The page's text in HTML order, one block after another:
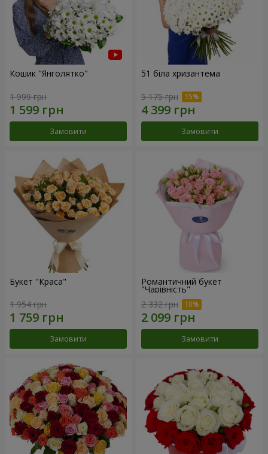
Кошик "Янголятко"
1 999 грн
Замовити
51 біла хризантема
5 175 грн
Замовити
Букет "Краса"
1 954 грн
Замовити
Романтичний букет
"Чарівність"
2 332 грн
Замовити